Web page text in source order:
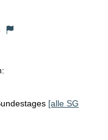
[alle SG